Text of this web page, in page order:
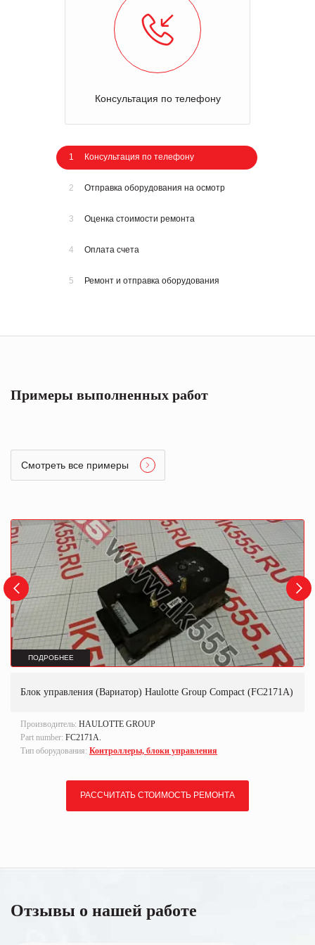
Консультация по телефону
1 Консультация по телефону
2 Отправка оборудования на осмотр
3 Оценка стоимости ремонта
4 Оплата счета
5 Ремонт и отправка оборудования
Примеры выполненных работ
Смотреть все примеры
ПОДРОБНЕЕ
Блок управления (Вариатор) Haulotte Group Compact (FC2171A)
Производитель: HAULOTTE GROUP
Part number: FC2171A.
Тип оборудования: Контроллеры, блоки управления
РАССЧИТАТЬ СТОИМОСТЬ РЕМОНТА
Отзывы о нашей работе